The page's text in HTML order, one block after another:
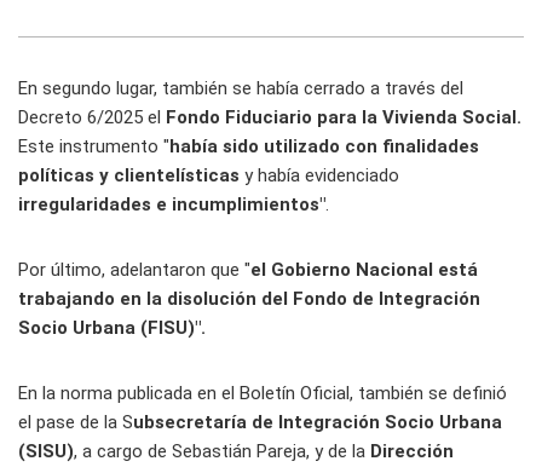
En segundo lugar, también se había cerrado a través del
Decreto 6/2025 el Fondo Fiduciario para la Vivienda Social.
Este instrumento "había sido utilizado con finalidades
políticas y clientelísticas y había evidenciado
irregularidades e incumplimientos"
Por último, adelantaron que "el Gobierno Nacional está
trabajando en la disolución del Fondo de Integración
Socio Urbana (FISU)".
En la norma publicada en el Boletín Oficial, también se definió
el pase de la Subsecretaría de Integración Socio Urbana
(SISU), a cargo de Sebastián Pareja, y de la Dirección